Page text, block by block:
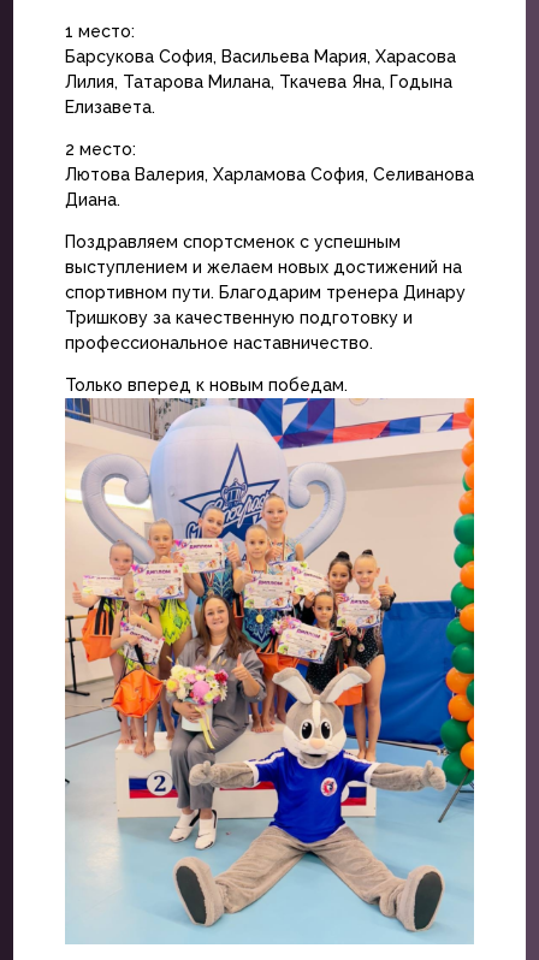
1 место:
Барсукова София, Васильева Мария, Харасова
Лилия, Татарова Милана, Ткачева Яна, Годына
Елизавета.
2 место:
Лютова Валерия, Харламова София, Селиванова
Диана.
Поздравляем спортсменок с успешным
выступлением и желаем новых достижений на
спортивном пути. Благодарим тренера Динару
Тришкову за качественную подготовку и
профессиональное наставничество.
Только вперед к новым победам.